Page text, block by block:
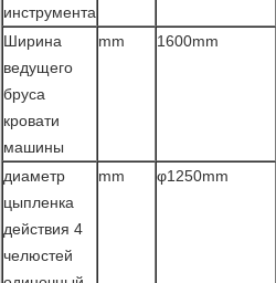
инструмента
Ширина
ведущего
бруса
кровати
машины
mm 1600mm
диаметр
цыпленка
действия 4
челюстей
mm φ1250mm